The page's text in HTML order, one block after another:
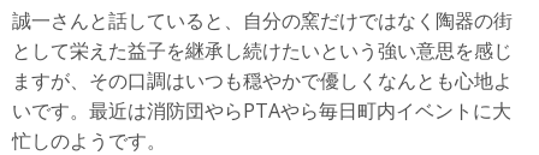
誠一さんと話していると、自分の窯だけではなく陶器の街
として栄えた益子を継承し続けたいという強い意思を感じ
ますが、その口調はいつも穏やかで優しくなんとも心地よ
いです。最近は消防団やらPTAやら毎日町内イベントに大
忙しのようです。